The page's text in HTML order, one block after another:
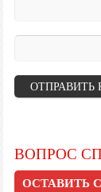
ВОПРОС
ОСТАВИТЬ